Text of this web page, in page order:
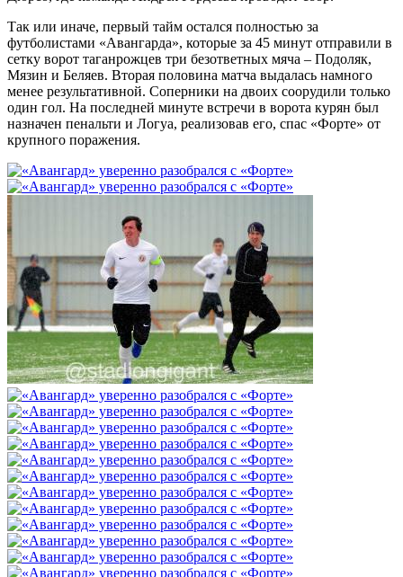
Так или иначе, первый тайм остался полностью за
футболистами «Авангарда», которые за 45 минут отправили в
сетку ворот таганрожцев три безответных мяча – Подоляк,
Мязин и Беляев. Вторая половина матча выдалась намного
менее результативной. Соперники на двоих соорудили только
один гол. На последней минуте встречи в ворота курян был
назначен пенальти и Логуа, реализовав его, спас «Форте» от
крупного поражения.